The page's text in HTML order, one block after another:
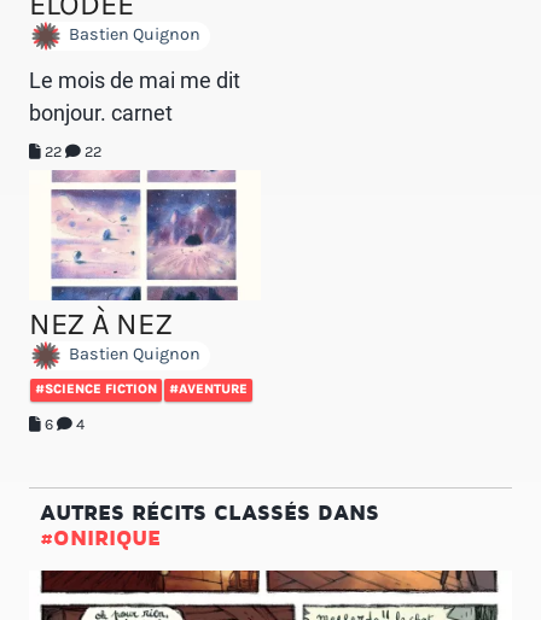
Bastien Quignon
Le mois de mai me dit
bonjour. carnet
22 22
NEZ À NEZ
Bastien Quignon
#SCIENCE FICTION #AVENTURE
6 4
AUTRES RÉCITS CLASSÉS DANS
#ONIRIQUE